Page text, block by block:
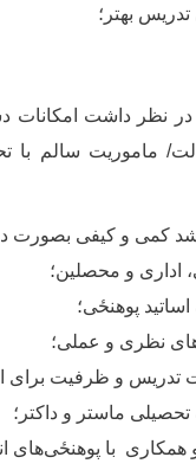
بهتر؛
در نظر داشت
ماموریت سالم با
کمی و کیفی بصورت
اداری و محصلین؛
پوهنځی؛
نظری و عملی؛
تدریس و ظرفیت برای
ماستر و داکتر؛
همکاری با پوهنځی‌های